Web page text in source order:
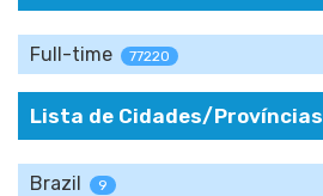
Full-time 77220
Lista de Cidades/Províncias
Brazil 9